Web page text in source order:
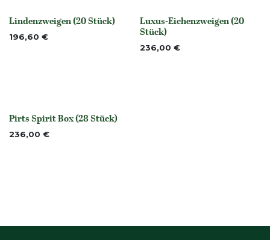
Nicht vorrättig
Lindenzweigen (20 Stück)
196,60 € None
Luxus-Eichenzweigen (20
Stück)
236,00 €
None
Pirts Spirit Box (28 Stück)
236,00 €